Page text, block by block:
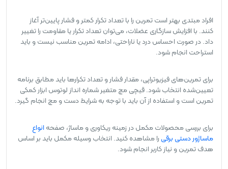
افراد مبتدی بهتر است تمرین را با تعداد تکرار کمتر و فشار پایین‌تر آغاز
کنند. با افزایش سازگاری عضلات، می‌توان تعداد تکرار یا مقاومت را تغییر
داد. در صورت احساس درد یا ناراحتی، ادامه تمرین مناسب نیست و باید
استراحت انجام شود.
برای تمرین‌های فیزیوتراپی، مقدار فشار و تعداد تکرارها باید مطابق برنامه
تعیین‌شده انتخاب شود. قیچی مچ متغیر شماره انداز لوتوس ابزار کمکی
تمرین است و استفاده از آن باید با توجه به شرایط دست و مچ انجام گیرد.
برای بررسی محصولات مکمل در زمینه ریکاوری و ماساژ، صفحهانواع
ماساژور دستی برقی را مشاهده کنید. انتخاب وسیله مکمل باید بر اساس
هدف تمرین و نیاز کاربر انجام شود.